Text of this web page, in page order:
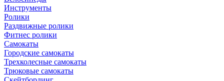
Инструменты
Ролики
Раздвижные ролики
Фитнес ролики
Самокаты
Городские самокаты
Трехколесные самокаты
Трюковые самокаты